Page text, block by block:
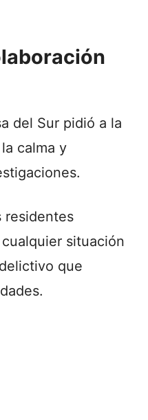
del Sur pidió a la
calma y
residentes
situación
que